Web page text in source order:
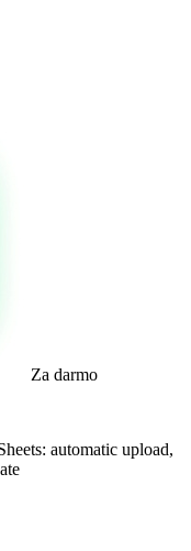
Za darmo
automatic upload,